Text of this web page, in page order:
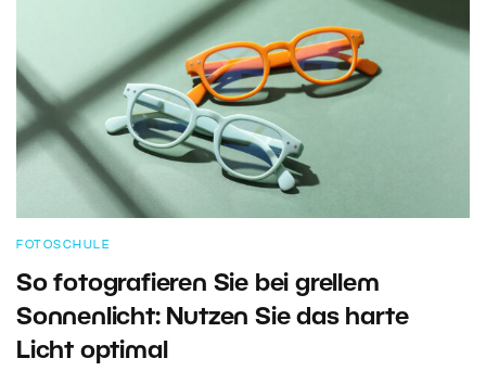
FOTOSCHULE
So fotografieren Sie bei grellem
Sonnenlicht: Nutzen Sie das harte
Licht optimal